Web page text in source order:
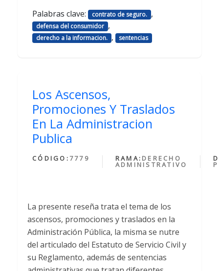
Palabras clave: contrato de seguro. ,
defensa del consumidor ,
derecho a la informacion. , sentencias
Los Ascensos,
Promociones Y Traslados
En La Administracion
Publica
CÓDIGO: 7779 RAMA: DERECHO
ADMINISTRATIVO
La presente reseña trata el tema de los
ascensos, promociones y traslados en la
Administración Pública, la misma se nutre
del articulado del Estatuto de Servicio Civil y
su Reglamento, además de sentencias